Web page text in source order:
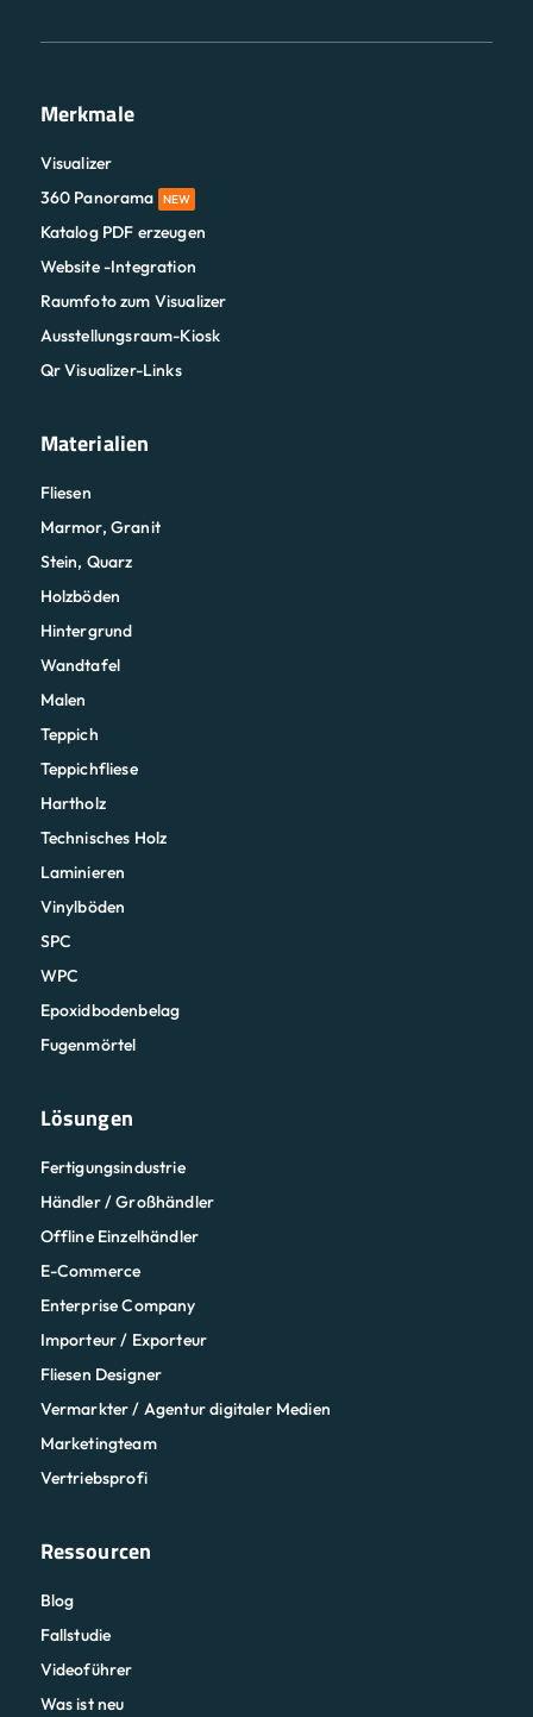
Merkmale
Visualizer
360 Panorama
NEW
Katalog PDF erzeugen
Website -Integration
Raumfoto zum Visualizer
Ausstellungsraum-Kiosk
Qr Visualizer-Links
Materialien
Fliesen
Marmor, Granit
Stein, Quarz
Holzböden
Hintergrund
Wandtafel
Malen
Teppich
Teppichfliese
Hartholz
Technisches Holz
Laminieren
Vinylböden
SPC
WPC
Epoxidbodenbelag
Fugenmörtel
Lösungen
Fertigungsindustrie
Händler / Großhändler
Offline Einzelhändler
E-Commerce
Enterprise Company
Importeur / Exporteur
Fliesen Designer
Vermarkter / Agentur digitaler Medien
Marketingteam
Vertriebsprofi
Ressourcen
Blog
Fallstudie
Videoführer
Was ist neu